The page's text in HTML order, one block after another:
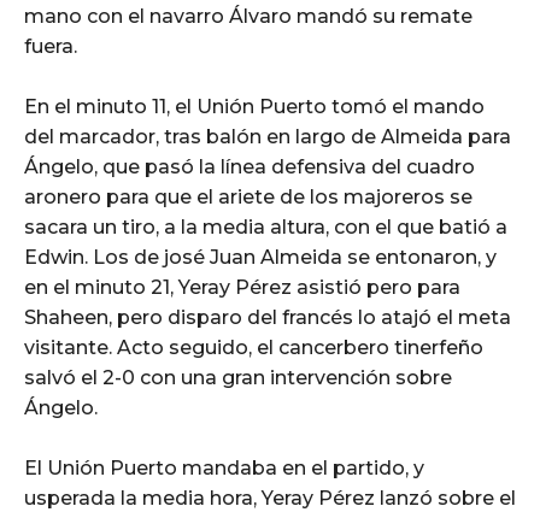
mano con el navarro Álvaro mandó su remate
fuera.
En el minuto 11, el Unión Puerto tomó el mando
del marcador, tras balón en largo de Almeida para
Ángelo, que pasó la línea defensiva del cuadro
aronero para que el ariete de los majoreros se
sacara un tiro, a la media altura, con el que batió a
Edwin. Los de josé Juan Almeida se entonaron, y
en el minuto 21, Yeray Pérez asistió pero para
Shaheen, pero disparo del francés lo atajó el meta
visitante. Acto seguido, el cancerbero tinerfeño
salvó el 2-0 con una gran intervención sobre
Ángelo.
El Unión Puerto mandaba en el partido, y
usperada la media hora, Yeray Pérez lanzó sobre el